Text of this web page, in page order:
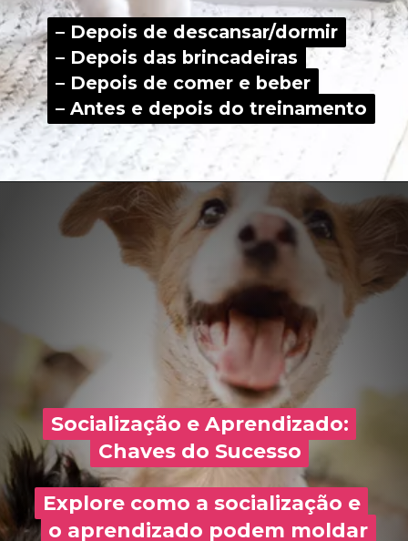
– Depois de descansar/dormir
– Depois das brincadeiras
– Depois de comer e beber
– Antes e depois do treinamento
– Depois de descansar/dormir
– Depois das brincadeiras
– Depois de comer e beber
– Antes e depois do treinamento
Explore como a socialização e
o aprendizado podem moldar
Explore como a socialização e
o aprendizado podem moldar
Socialização e Aprendizado:
Chaves do Sucesso
Socialização e Aprendizado:
Chaves do Sucesso